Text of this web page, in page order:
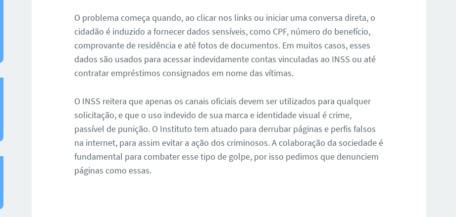
O problema começa quando, ao clicar nos links ou iniciar uma conversa direta, o
cidadão é induzido a fornecer dados sensíveis, como CPF, número do benefício,
comprovante de residência e até fotos de documentos. Em muitos casos, esses
dados são usados para acessar indevidamente contas vinculadas ao INSS ou até
contratar empréstimos consignados em nome das vítimas.
O INSS reitera que apenas os canais oficiais devem ser utilizados para qualquer
solicitação, e que o uso indevido de sua marca e identidade visual é crime,
passível de punição. O Instituto tem atuado para derrubar páginas e perfis falsos
na internet, para assim evitar a ação dos criminosos. A colaboração da sociedade é
fundamental para combater esse tipo de golpe, por isso pedimos que denunciem
páginas como essas.